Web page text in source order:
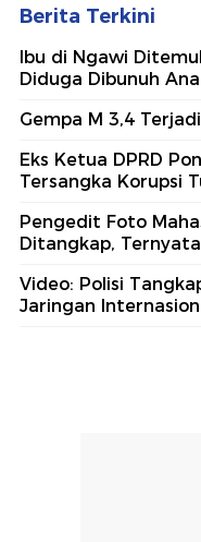
Berita Terkini
Ibu di Ngawi
Diduga Dibunuh
Gempa M 3,4
Eks Ketua DPRD
Tersangka Korupsi
Pengedit Foto
Ditangkap,
Video: Polisi
Jaringan